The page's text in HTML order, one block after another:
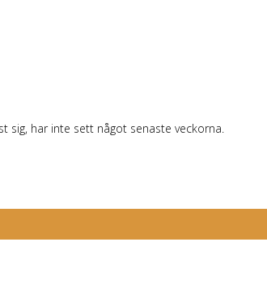
har inte sett något senaste veckorna.